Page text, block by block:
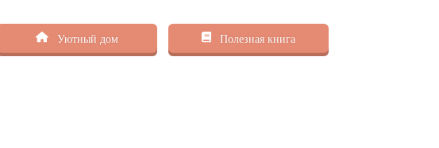
Уютный дом Полезная книга